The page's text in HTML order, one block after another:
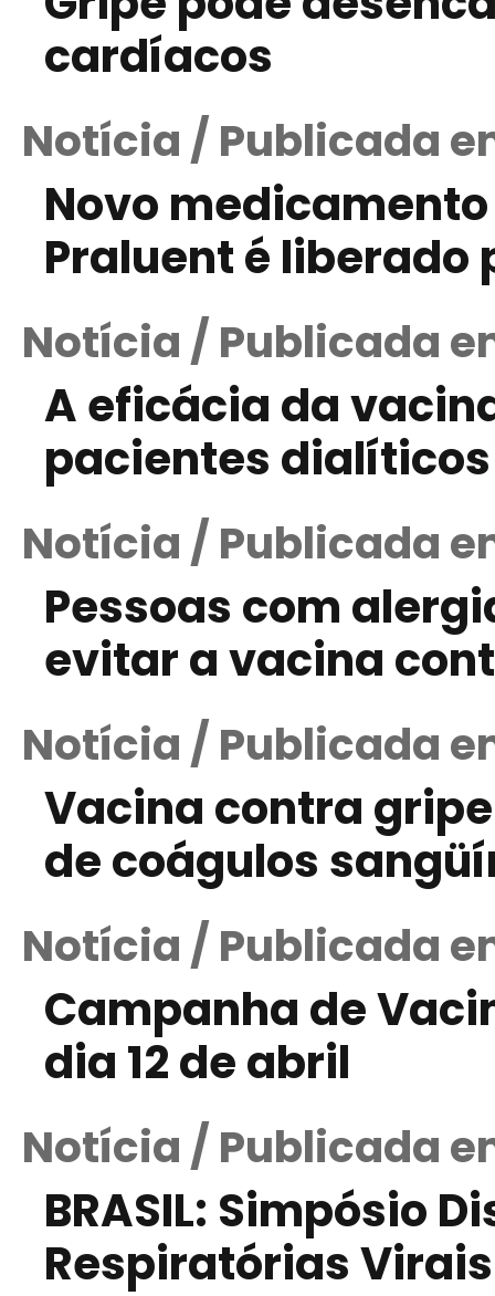
cardíacos
Notícia / Publicada
Novo
Praluent é liberado
Notícia / Publicada
A eficácia da
pacientes dialíticos
Notícia / Publicada
Pessoas com
evitar a vacina
Notícia / Publicada
Vacina contra
de coágulos
Notícia / Publicada
Campanha de
dia 12 de abril
Notícia / Publicada
BRASIL: Simpósio
Respiratórias Virais